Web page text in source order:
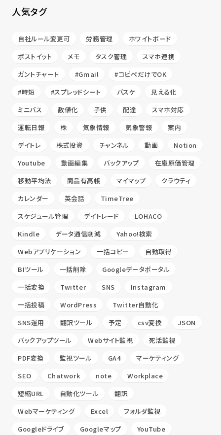
人気タグ
自社ルール変更可 労務管理
ホワイトボード
ポストイット
メモ タスク管理
スマホ連携
ガントチャート
#Gmail
#コピペだけでOK
#時短
#スプレッドシート バスケ
見える化
ミニバス
数値化 子供 配達
スマホ対応
運転日報
株 気象情報 気象警報
案内
デイトレ
株式投資 チャンネル 動画
Notion
Youtube
動画編集 バックアップ
在庫原価管理
移動平均法
商品有高帳 マイマップ
クラウティ
カレンダー
英会話
TimeTree
スケジュール管理
デイトレード
LOHACO
Kindle
データ通信削減
Yahoo!検索
Webアプリケーション
一括コピー
自動取得
BIツール
一括削除
Googleデータポータル
一括変換
Twitter SNS
Instagram
一括投稿
WordPress
Twitter自動化
SNS運用
翻訳ツール 予定 csv変換
JSON
バックアップツール
Webサイト監視
死活監視
PDF変換
監視ツール GA4
マーケティング
SEO
Chatwork note
Workplace
短縮URL
自動化ツール
翻訳
Webマーケティング
Excel
フォルダ監視
Googleドライブ
Googleマップ
YouTube